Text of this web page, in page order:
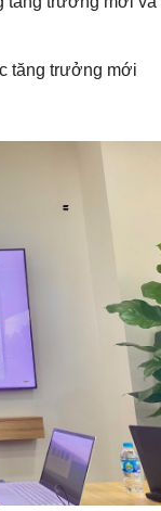
tăng trưởng mới